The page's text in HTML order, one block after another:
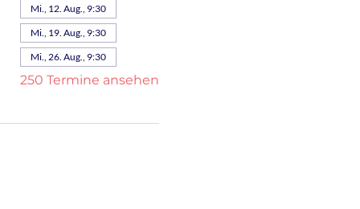
Mi., 12. Aug., 9:30
Mi., 19. Aug., 9:30
Mi., 26. Aug., 9:30
250 Termine ansehen